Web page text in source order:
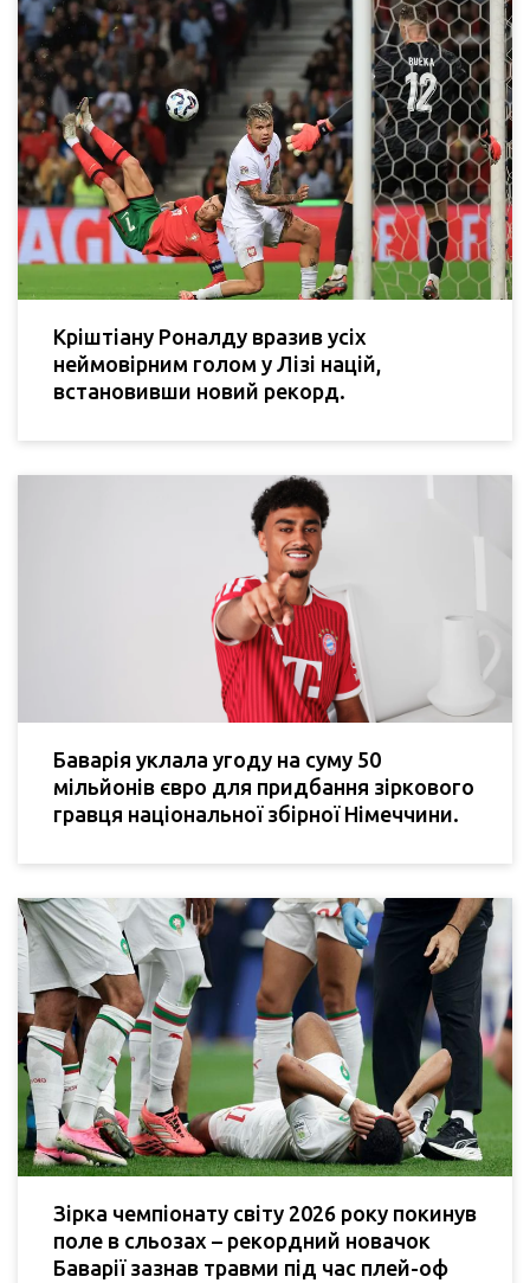
Кріштіану Роналду вразив усіх
неймовірним голом у Лізі націй,
встановивши новий рекорд.
Баварія уклала угоду на суму 50
мільйонів євро для придбання зіркового
гравця національної збірної Німеччини.
Зірка чемпіонату світу 2026 року покинув
поле в сльозах – рекордний новачок
Баварії зазнав травми під час плей-оф